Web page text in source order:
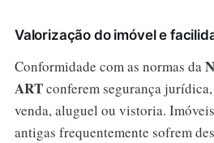
Valorização do imóvel e
Conformidade com as normas da
ARTconferem segurança
venda, aluguel ou vistoria.
antigas frequentemente sofrem